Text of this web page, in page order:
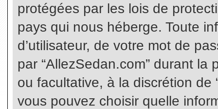
protégées par les lois de
pays qui nous héberge. Toute
d’utilisateur, de votre mot de
par “AllezSedan.com” durant la
ou facultative, à la discrétion de
vous pouvez choisir quelle